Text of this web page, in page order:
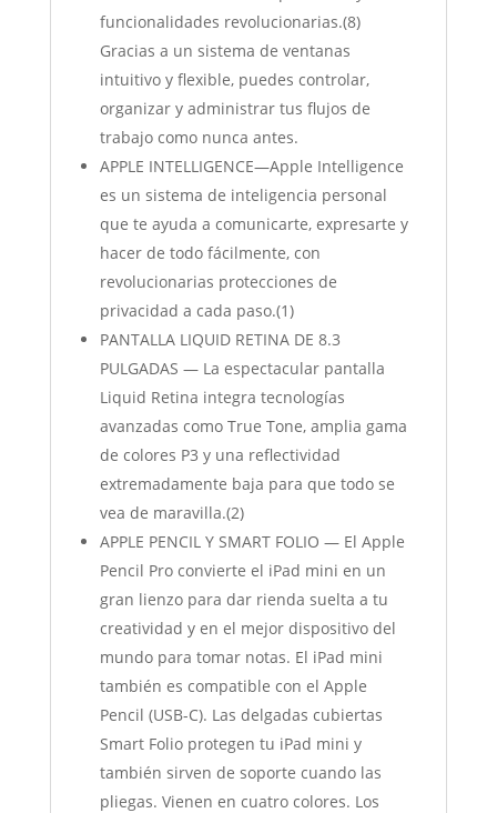
funcionalidades revolucionarias.(8)
Gracias a un sistema de ventanas
intuitivo y flexible, puedes controlar,
organizar y administrar tus flujos de
trabajo como nunca antes.
APPLE INTELLIGENCE—Apple Intelligence
es un sistema de inteligencia personal
que te ayuda a comunicarte, expresarte y
hacer de todo fácilmente, con
revolucionarias protecciones de
privacidad a cada paso.(1)
PANTALLA LIQUID RETINA DE 8.3
PULGADAS — La espectacular pantalla
Liquid Retina integra tecnologías
avanzadas como True Tone, amplia gama
de colores P3 y una reflectividad
extremadamente baja para que todo se
vea de maravilla.(2)
APPLE PENCIL Y SMART FOLIO — El Apple
Pencil Pro convierte el iPad mini en un
gran lienzo para dar rienda suelta a tu
creatividad y en el mejor dispositivo del
mundo para tomar notas. El iPad mini
también es compatible con el Apple
Pencil (USB-C). Las delgadas cubiertas
Smart Folio protegen tu iPad mini y
también sirven de soporte cuando las
pliegas. Vienen en cuatro colores. Los